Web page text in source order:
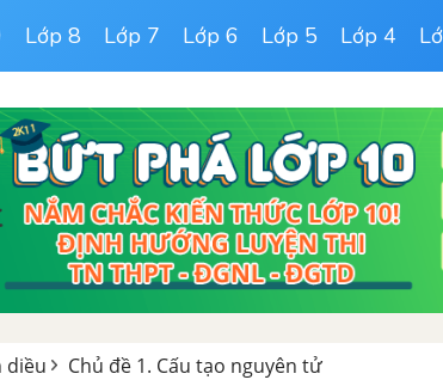
Lớp 8 Lớp 7 Lớp 6 Lớp 5 Lớp 4
diều Chủ đề 1. Cấu tạo nguyên tử